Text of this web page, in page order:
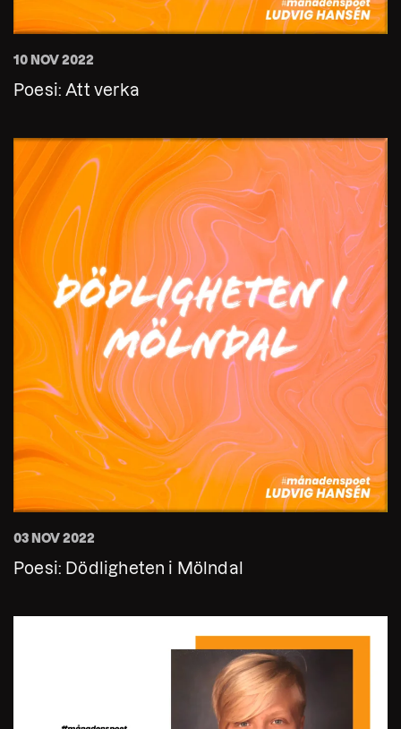
10 NOV 2022
Poesi: Att verka
03 NOV 2022
Poesi: Dödligheten i Mölndal